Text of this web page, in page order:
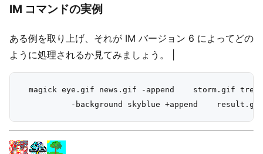
IM コマンドの実例
ある例を取り上げ、それが IM バージョン 6 によってどの
ように処理されるか見てみましょう。 |
magick eye.gif news.gif -append    storm.gif